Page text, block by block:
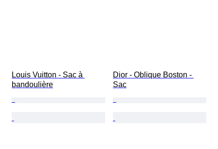
Louis Vuitton - Sac à
bandoulière
Dior - Oblique Boston -
Sac